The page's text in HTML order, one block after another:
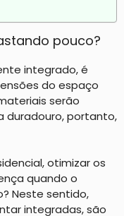
pouco?
integrado, é
do espaço
serão
duradouro, portanto,
otimizar os
quando o
Neste sentido,
integradas, são